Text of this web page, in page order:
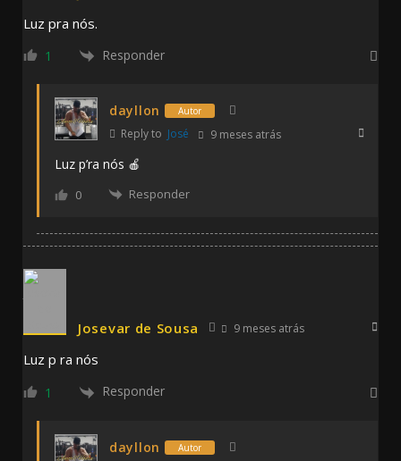
Luz pra nós.
1 Responder
dayllon Autor
Reply to José 9 meses atrás
Luz p’ra nós 🍎
0 Responder
Josevar de Sousa 9 meses atrás
Luz p ra nós
1 Responder
dayllon Autor